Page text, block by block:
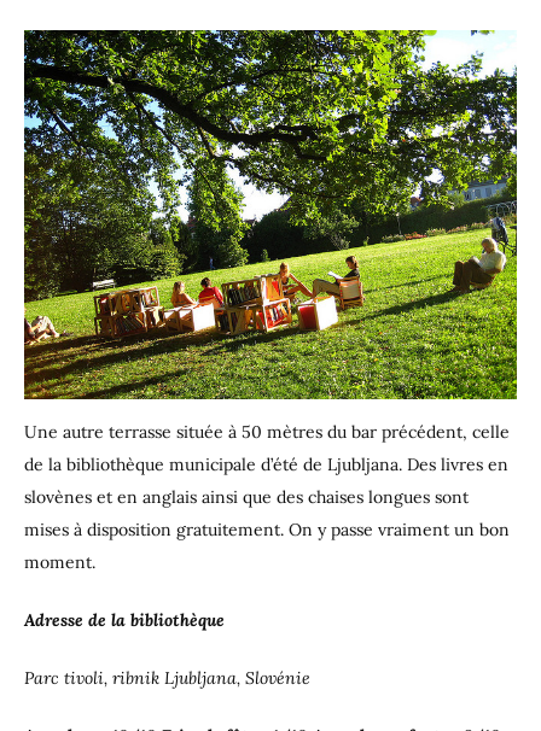
Une autre terrasse située à 50 mètres du bar précédent, celle
de la bibliothèque municipale d’été de Ljubljana. Des livres en
slovènes et en anglais ainsi que des chaises longues sont
mises à disposition gratuitement. On y passe vraiment un bon
moment.
Adresse de la bibliothèque
Parc tivoli, ribnik Ljubljana, Slovénie